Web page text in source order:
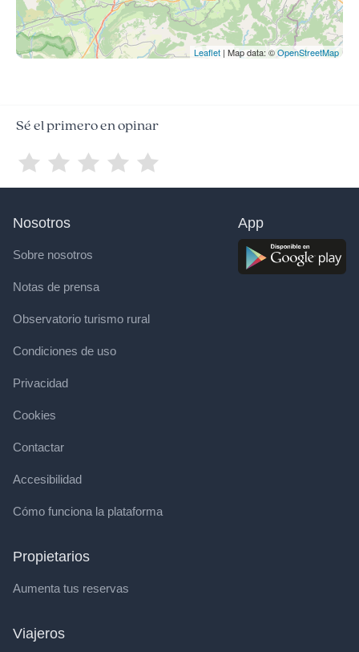
Leaflet | Map data: ©OpenStreetMap
Sé el primero en opinar
Nosotros
Sobre nosotros
Notas de prensa
Observatorio turismo rural
Condiciones de uso
Privacidad
Cookies
Contactar
Accesibilidad
Cómo funciona la plataforma
Propietarios
Aumenta tus reservas
Viajeros
App